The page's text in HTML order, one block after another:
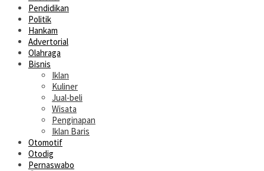
Pendidikan
Politik
Hankam
Advertorial
Olahraga
Bisnis
Iklan
Kuliner
Jual-beli
Wisata
Penginapan
Iklan Baris
Otomotif
Otodig
Pernaswabo